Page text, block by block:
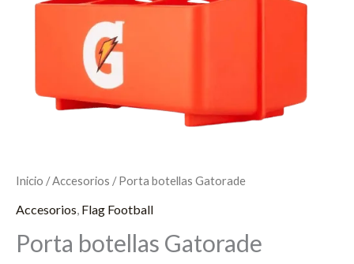
Inicio /Accesorios / Porta botellas Gatorade
Accesorios, Flag Football
Porta botellas Gatorade